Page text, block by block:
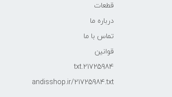
قطعات
درباره ما
تماس با ما
قوانین
21725984.txt
andisshop.ir/21725984.txt